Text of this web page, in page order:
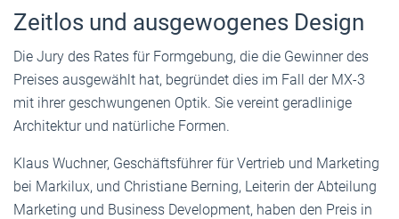
Zeitlos und ausgewogenes Design
Die Jury des Rates für Formgebung, die die Gewinner des
Preises ausgewählt hat, begründet dies im Fall der MX-3
mit ihrer geschwungenen Optik. Sie vereint geradlinige
Architektur und natürliche Formen.
Klaus Wuchner, Geschäftsführer für Vertrieb und Marketing
bei Markilux, und Christiane Berning, Leiterin der Abteilung
Marketing und Business Development, haben den Preis in